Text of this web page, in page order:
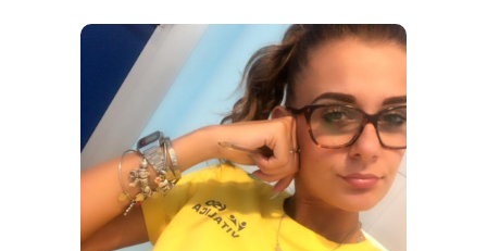
GIUSY
MIGLIARO
Istruttrice di nuoto